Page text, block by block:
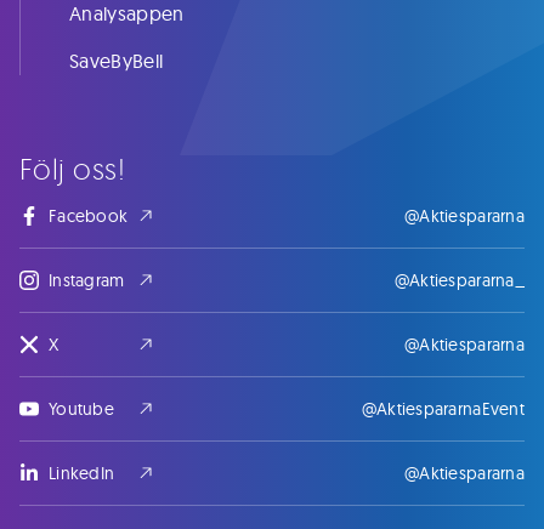
Följ oss!
Facebook @Aktiespararna
Instagram @Aktiespararna_
X @Aktiespararna
Youtube @AktiespararnaEvent
LinkedIn @Aktiespararna
Analysappen
SaveByBell